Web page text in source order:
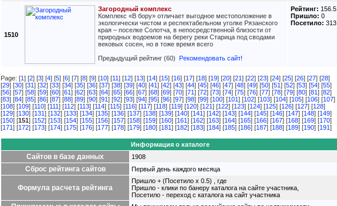
1510
Загородный комплекс
Комплекс «В бору» отличает выгодное местоположение в
экологически чистом и респектабельном уголке Рязанского
края – поселке Солотча, в непосредственной близости от
природных водоемов на берегу реки Старица под сводами
вековых сосен, но в тоже время всего
Предыдущий рейтинг (60) Рекомендовать сайт!
Рейтинг: 156.5
Пришло: 0
Посетило: 313
Page: [1] [2] [3] [4] [5] [6] [7] [8] [9] [10] [11] [12] [13] [14] [15] [16] [17] [18] [19] [20] [21] [22] [23] [24] [25] [26] [27] [28]
[29] [30] [31] [32] [33] [34] [35] [36] [37] [38] [39] [40] [41] [42] [43] [44] [45] [46] [47] [48] [49] [50] [51] [52] [53] [54] [55]
[56] [57] [58] [59] [60] [61] [62] [63] [64] [65] [66] [67] [68] [69] [70] [71] [72] [73] [74] [75] [76] [77] [78] [79] [80] [81] [82]
[83] [84] [85] [86] [87] [88] [89] [90] [91] [92] [93] [94] [95] [96] [97] [98] [99] [100] [101] [102] [103] [104] [105] [106] [107]
[108] [109] [110] [111] [112] [113] [114] [115] [116] [117] [118] [119] [120] [121] [122] [123] [124] [125] [126] [127] [128]
[129] [130] [131] [132] [133] [134] [135] [136] [137] [138] [139] [140] [141] [142] [143] [144] [145] [146] [147] [148] [149]
[150] [151] [152] [153] [154] [155] [156] [157] [158] [159] [160] [161] [162] [163] [164] [165] [166] [167] [168] [169] [170]
[171] [172] [173] [174] [175] [176] [177] [178] [179] [180] [181] [182] [183] [184] [185] [186] [187] [188] [189] [190] [191]
Информация о каталоге
Сайтов в базе данных 1908
Сброс рейтинга сайтов Первый день каждого месяца
Формула расчета рейтинга
Пришло + (Посетило x 0.5) , где
Пришло - клики по банеру каталога на сайте участника,
Посетило - переход с каталога на сайт участника